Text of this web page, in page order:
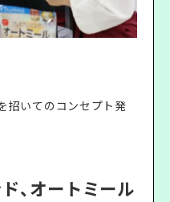
招いてのコンセプト発
、オートミール